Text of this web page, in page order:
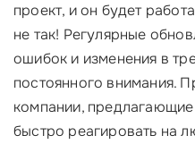
проект, и он будет
не так! Регулярные
ошибок и изменения в
постоянного внимания.
компании,
быстро реагировать на